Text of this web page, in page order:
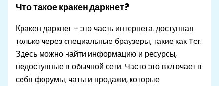
Что такое кракен даркнет?
Кракен даркнет – это часть интернета, доступная
только через специальные браузеры, такие как Tor.
Здесь можно найти информацию и ресурсы,
недоступные в обычной сети. Часто это включает в
себя форумы, чаты и продажи, которые